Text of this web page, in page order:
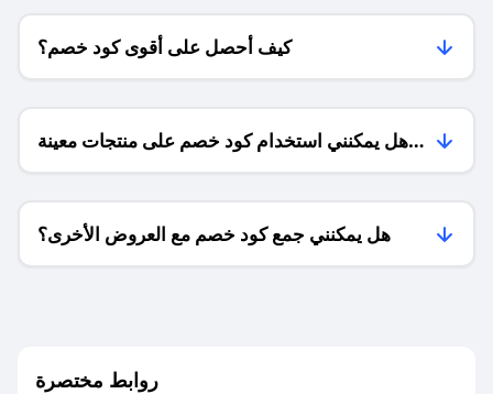
كيف أحصل على أقوى كود خصم؟
هل يمكنني استخدام كود خصم على منتجات معينة
فقط؟
هل يمكنني جمع كود خصم مع العروض الأخرى؟
روابط مختصرة